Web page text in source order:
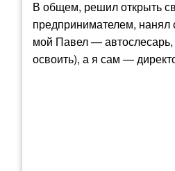
В общем, решил открыть
предпринимателем,
мой Павел —
освоить), а я сам —